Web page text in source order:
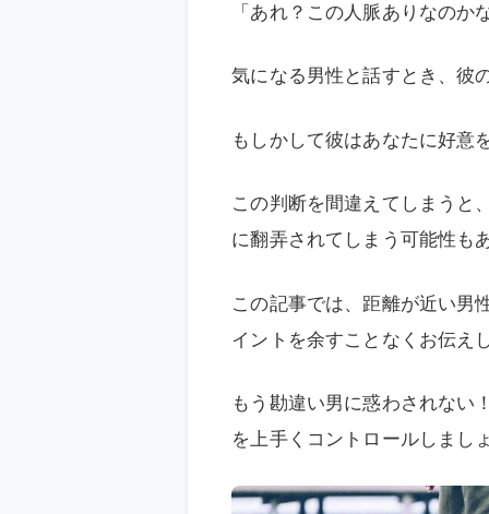
「あれ？この人脈ありなの
気になる男性と話すとき、彼
もしかして彼はあなたに好意
この判断を間違えてしまうと
に翻弄されてしまう可能性も
この記事では、距離が近い男
イントを余すことなくお伝え
もう勘違い男に惑わされない
を上手くコントロールしまし